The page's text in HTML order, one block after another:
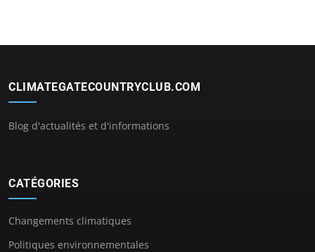
CLIMATEGATECOUNTRYCLUB.COM
Blog d'actualités et d'informations
CATÉGORIES
Changements climatiques
Politiques environnementales